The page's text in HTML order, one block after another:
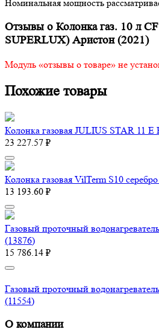
Номинальная мощность
Отзывы о Колонка газ. 10 л
SUPERLUX) Аристон (2021)
Модуль «отзывы о товаре» не
Похожие товары
Колонка газовая JULIUS STAR 11 E
23 227.57 ₽
Колонка газовая VilTerm S10
13 193.60 ₽
Газовый проточный
(13876)
15 786.14 ₽
Газовый проточный
(11554)
О компании